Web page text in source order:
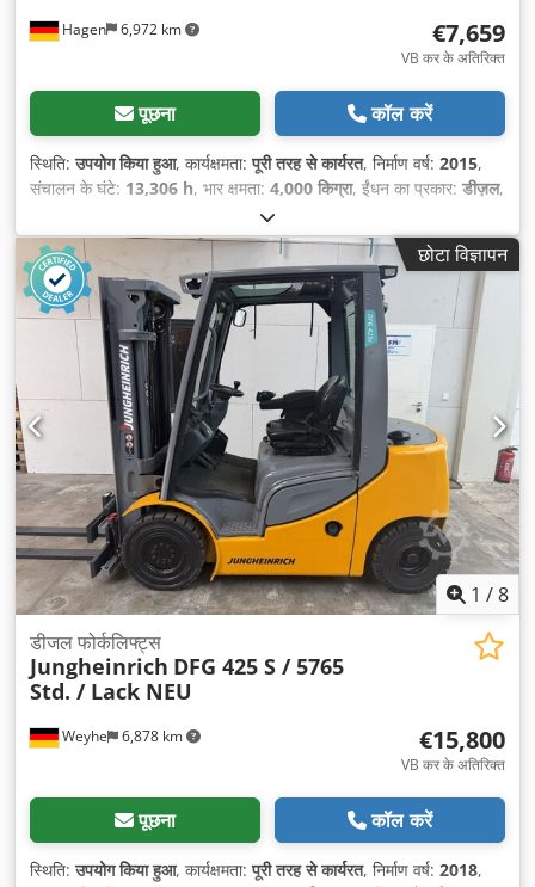
Hagen 6,972 km €7,659
VB कर के अतिरिक्त
पूछना कॉल करें
स्थिति:उपयोग किया हुआ, कार्यक्षमता:पूरी तरह से कार्यरत, निर्माण वर्ष: 2015,
संचालन के घंटे: 13,306 h, भार क्षमता: 4,000 किग्रा, ईंधन का प्रकार: डीज़ल,
छोटा विज्ञापन
1 /8
Weyhe 6,878 km
डीजल फोर्कलिफ्ट्स
Jungheinrich DFG 425 S / 5765
Std. / Lack NEU
€15,800
VB कर के अतिरिक्त
पूछना कॉल करें
स्थिति:उपयोग किया हुआ, कार्यक्षमता:पूरी तरह से कार्यरत, निर्माण वर्ष: 2018,